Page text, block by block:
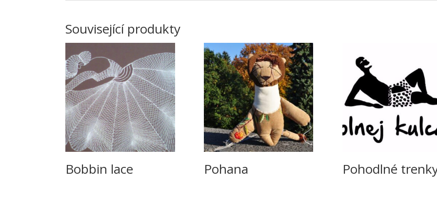
Související produkty
Bobbin lace Pohana Pohodlné